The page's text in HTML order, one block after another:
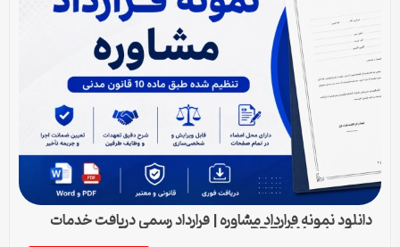
دانلود نمونه قرارداد مشاوره | قرارداد رسمی دریافت خدمات
مشاوره Word و PDF